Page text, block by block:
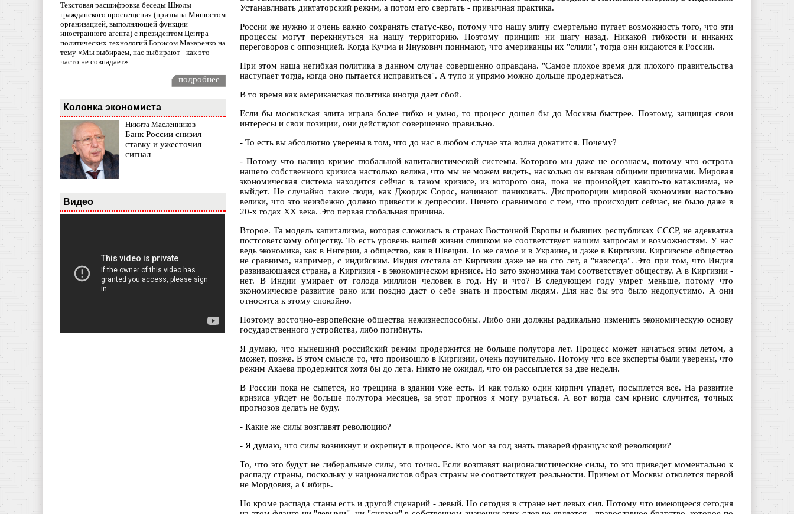
Текстовая расшифровка беседы Школы
гражданского просвещения (признана Минюстом
организацией, выполняющей функции
иностранного агента) с президентом Центра
политических технологий Борисом Макаренко на
тему «Мы выбираем, нас выбирают - как это
часто не совпадает».
подробнее
Колонка экономиста
Никита Масленников
Банк России снизил
ставку и ужесточил
сигнал
Видео
Устанавливать диктаторский режим, а потом его свергать - привычная практика.
России же нужно и очень важно сохранять статус-кво, потому что нашу элиту смертельно пугает возможность того, что эти
процессы могут перекинуться на нашу территорию. Поэтому принцип: ни шагу назад. Никакой гибкости и никаких
переговоров с оппозицией. Когда Кучма и Янукович понимают, что американцы их "слили", тогда они кидаются к России.
При этом наша негибкая политика в данном случае совершенно оправдана. "Самое плохое время для плохого правительства
наступает тогда, когда оно пытается исправиться". А тупо и упрямо можно дольше продержаться.
В то время как американская политика иногда дает сбой.
Если бы московская элита играла более гибко и умно, то процесс дошел бы до Москвы быстрее. Поэтому, защищая свои
интересы и свои позиции, они действуют совершенно правильно.
- То есть вы абсолютно уверены в том, что до нас в любом случае эта волна докатится. Почему?
- Потому что налицо кризис глобальной капиталистической системы. Которого мы даже не осознаем, потому что острота
нашего собственного кризиса настолько велика, что мы не можем видеть, насколько он вызван общими причинами. Мировая
экономическая система находится сейчас в таком кризисе, из которого она, пока не произойдет какого-то катаклизма, не
выйдет. Не случайно такие люди, как Джордж Сорос, начинают паниковать. Диспропорции мировой экономики настолько
велики, что это неизбежно должно привести к депрессии. Ничего сравнимого с тем, что происходит сейчас, не было даже в
20-х годах XX века. Это первая глобальная причина.
Второе. Та модель капитализма, которая сложилась в странах Восточной Европы и бывших республиках СССР, не адекватна
постсоветскому обществу. То есть уровень нашей жизни слишком не соответствует нашим запросам и возможностям. У нас
ведь экономика, как в Нигерии, а общество, как в Швеции. То же самое и в Украине, и даже в Киргизии. Киргизское общество
не сравнимо, например, с индийским. Индия отстала от Киргизии даже не на сто лет, а "навсегда". Это при том, что Индия
развивающаяся страна, а Киргизия - в экономическом кризисе. Но зато экономика там соответствует обществу. А в Киргизии -
нет. В Индии умирает от голода миллион человек в год. Ну и что? В следующем году умрет меньше, потому что
экономическое развитие рано или поздно даст о себе знать и простым людям. Для нас бы это было недопустимо. А они
относятся к этому спокойно.
Поэтому восточно-европейские общества нежизнеспособны. Либо они должны радикально изменить экономическую основу
государственного устройства, либо погибнуть.
Я думаю, что нынешний российский режим продержится не больше полутора лет. Процесс может начаться этим летом, а
может, позже. В этом смысле то, что произошло в Киргизии, очень поучительно. Потому что все эксперты были уверены, что
режим Акаева продержится хотя бы до лета. Никто не ожидал, что он рассыплется за две недели.
В России пока не сыпется, но трещина в здании уже есть. И как только один кирпич упадет, посыплется все. На развитие
кризиса уйдет не больше полутора месяцев, за этот прогноз я могу ручаться. А вот когда сам кризис случится, точных
прогнозов делать не буду.
- Какие же силы возглавят революцию?
- Я думаю, что силы возникнут и окрепнут в процессе. Кто мог за год знать главарей французской революции?
То, что это будут не либеральные силы, это точно. Если возглавят националистические силы, то это приведет моментально к
распаду страны, поскольку у националистов образ страны не соответствует реальности. Причем от Москвы отколется первой
не Мордовия, а Сибирь.
Но кроме распада станы есть и другой сценарий - левый. Но сегодня в стране нет левых сил. Потому что имеющееся сегодня